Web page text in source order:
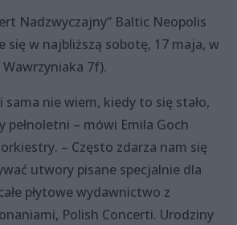
Nadzwyczajny” Baltic Neopolis
się w najbliższą sobotę, 17 maja, w
7f).
sama nie wiem, kiedy to się stało,
pełnoletni – mówi Emila Goch
– Często zdarza nam się
utwory pisane specjalnie dla
płytowe wydawnictwo z
Polish Concerti. Urodziny